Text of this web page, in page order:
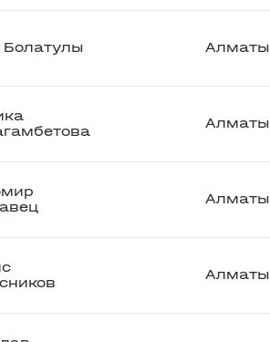
Болатулы Алматы
Алматы
Алматы
Алматы